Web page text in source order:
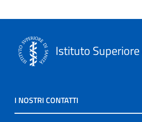
Istituto
I NOSTRI CONTATTI